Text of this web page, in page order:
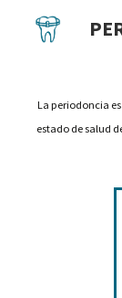
La periodoncia
estado de salud